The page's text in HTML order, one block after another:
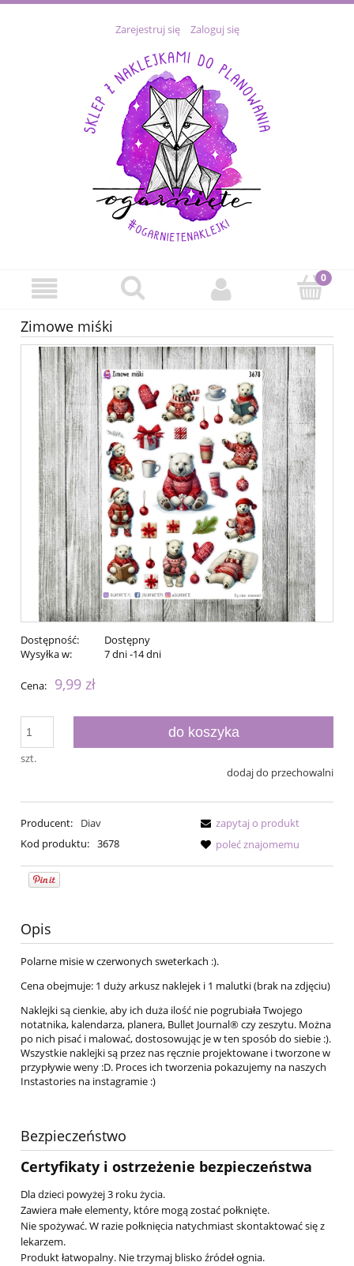
Zarejestruj się Zaloguj się
Zimowe miśki
Dostępność:
Dostępny
Wysyłka w:
7 dni -14 dni
Cena: 9,99 zł
szt.
do koszyka
dodaj do przechowalni
Producent:
Diav
Kod produktu: 3678
zapytaj o produkt
poleć znajomemu
Opis
Polarne misie w czerwonych sweterkach :).
Cena obejmuje: 1 duży arkusz naklejek i 1 malutki (brak na zdjęciu)
Naklejki są cienkie, aby ich duża ilość nie pogrubiała Twojego
notatnika, kalendarza, planera, Bullet Journal® czy zeszytu. Można
po nich pisać i malować, dostosowując je w ten sposób do siebie :).
Wszystkie naklejki są przez nas ręcznie projektowane i tworzone w
przypływie weny :D. Proces ich tworzenia pokazujemy na naszych
Instastories na instagramie :)
Bezpieczeństwo
Certyfikaty i ostrzeżenie bezpieczeństwa
Dla dzieci powyżej 3 roku życia.
Zawiera małe elementy, które mogą zostać połknięte.
Nie spożywać. W razie połknięcia natychmiast skontaktować się z
lekarzem.
Produkt łatwopalny. Nie trzymaj blisko źródeł ognia.